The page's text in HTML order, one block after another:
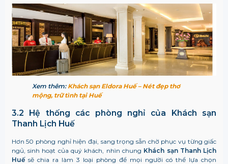
Xem thêm: Khách sạn Eldora Huế – Nét đẹp thơ
mộng, trữ tình tại Huế
3.2 Hệ thống các phòng nghỉ của Khách sạn
Thanh Lịch Huế
Hơn 50 phòng nghỉ hiện đại, sang trọng sẵn chờ phục vụ từng giấc
ngủ, sinh hoạt của quý khách, nhìn chung Khách sạn Thanh Lịch
Huếsẽ chia ra làm 3 loại phòng để mọi người có thể lựa chọn